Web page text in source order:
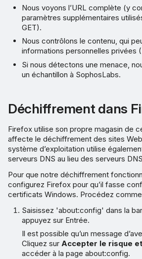
Nous voyons l’URL complète (y
paramètres supplémentaires
GET).
Nous contrôlons le contenu, qui
informations personnelles privées
Si nous détectons une menace,
un échantillon à SophosLabs.
Déchiffrement dans
Firefox utilise son propre magasin de
affecte le déchiffrement des sites
système d’exploitation utilise
serveurs DNS au lieu des serveurs
Pour que notre déchiffrement
configurez Firefox pour qu’il fasse
certificats Windows. Procédez
Saisissez 'about:config' dans la
appuyez sur Entrée.
Il est possible qu’un message
Cliquez surAccepter le risque
accéder à la page about:config.